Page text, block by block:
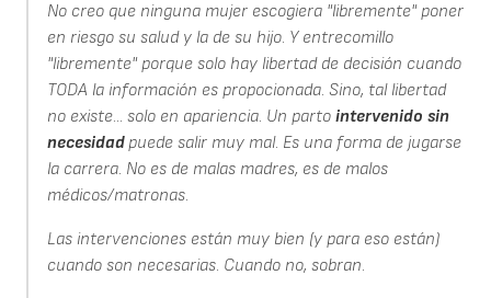
No creo que ninguna mujer escogiera "libremente" poner
en riesgo su salud y la de su hijo. Y entrecomillo
"libremente" porque solo hay libertad de decisión cuando
TODA la información es propocionada. Sino, tal libertad
no existe... solo en apariencia. Un parto intervenido sin
necesidadpuede salir muy mal. Es una forma de jugarse
la carrera. No es de malas madres, es de malos
médicos/matronas.
Las intervenciones están muy bien (y para eso están)
cuando son necesarias. Cuando no, sobran.